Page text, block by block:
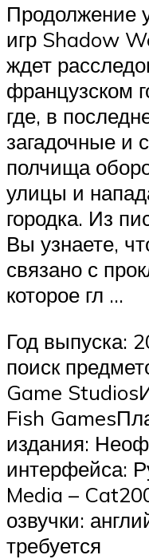
Продолжение
игр Shadow
ждет
французском
где, в
загадочные и
полчища
улицы и
городка. Из
Вы узнаете,
связано с
которое гл …
Год выпуска:
поиск
Game
Fish
издания:
интерфейса:
Media –
озвучки:
требуется